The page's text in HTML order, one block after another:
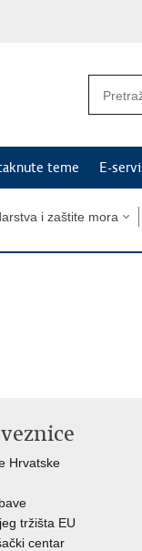
teme E-
i zaštite mora
Hrvatske
tržišta EU
centar